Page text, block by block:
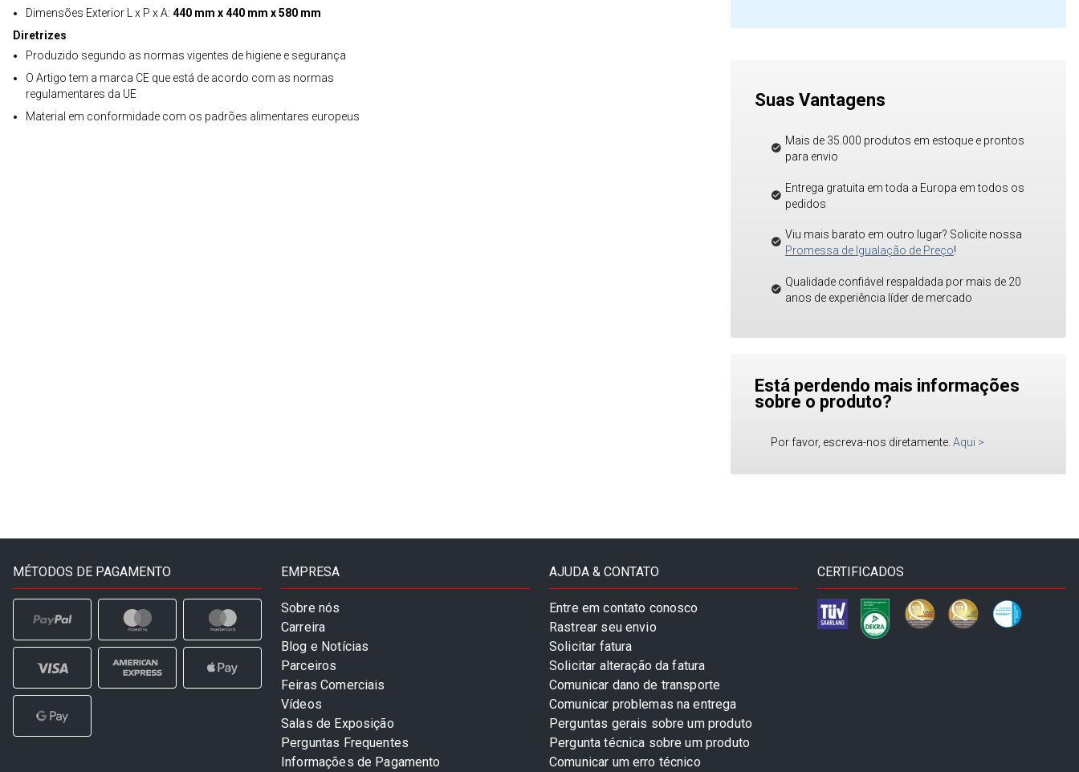
Dimensões Exterior L x P x A: 440 mm x 440 mm x 580 mm
Diretrizes
Produzido segundo as normas vigentes de higiene e segurança
O Artigo tem a marca CE que está de acordo com as normas
regulamentares da UE
Material em conformidade com os padrões alimentares europeus
Suas Vantagens
Mais de 35.000 produtos em estoque e prontos
para envio
Entrega gratuita em toda a Europa em todos os
pedidos
Viu mais barato em outro lugar? Solicite nossa
Promessa de Igualação de Preço!
Qualidade confiável respaldada por mais de 20
anos de experiência líder de mercado
Está perdendo mais informações
sobre o produto?
Por favor, escreva-nos diretamente. Aqui >
MÉTODOS DE PAGAMENTO EMPRESA
Sobre nós
Carreira
Blog e Notícias
Parceiros
Feiras Comerciais
Vídeos
Salas de Exposição
Perguntas Frequentes
Informações de Pagamento
AJUDA & CONTATO
Entre em contato conosco
Rastrear seu envio
Solicitar fatura
Solicitar alteração da fatura
Comunicar dano de transporte
Comunicar problemas na entrega
Perguntas gerais sobre um produto
Pergunta técnica sobre um produto
Comunicar um erro técnico
CERTIFICADOS